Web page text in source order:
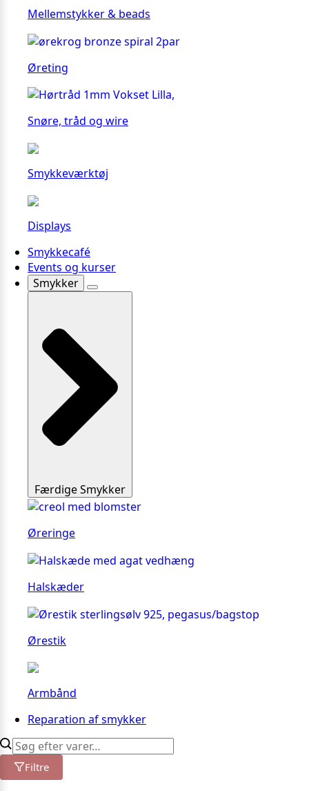
Mellemstykker & beads
Øreting
Snøre, tråd og wire
Smykkeværktøj
Displays
Smykkecafé
Events og kurser
Smykker
Færdige Smykker
Øreringe
Halskæder
Ørestik
Armbånd
Reparation af smykker
Filtre